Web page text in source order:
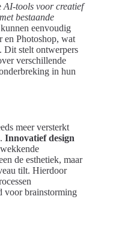
AI-tools voor creatief
bestaande
eenvoudig
en Photoshop, wat
Dit stelt ontwerpers
verschillende
in hun
meer versterkt
Innovatief design
de esthetiek, maar
tilt. Hierdoor
voor brainstorming